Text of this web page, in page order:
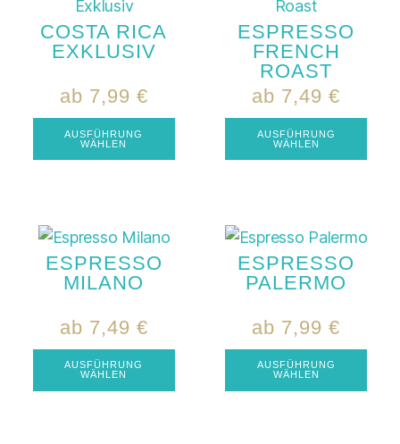
COSTA RICA
EXKLUSIV
ab 7,99 €
AUSFÜHRUNG
WÄHLEN
ESPRESSO
FRENCH
ROAST
ab 7,49€
AUSFÜHRUNG
WÄHLEN
ESPRESSO
MILANO
ab 7,49 €
AUSFÜHRUNG
WÄHLEN
ESPRESSO
PALERMO
ab 7,99€
AUSFÜHRUNG
WÄHLEN